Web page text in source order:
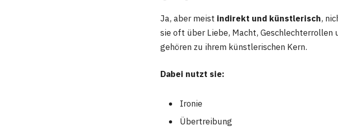
Ja, aber meist indirekt und künstlerisch,
sie oft über Liebe, Macht, Geschlechterrollen
gehören zu ihrem künstlerischen Kern.
Dabei nutzt sie:
Ironie
Übertreibung